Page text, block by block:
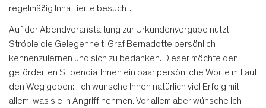
regelmäßig Inhaftierte besucht.
Auf der Abendveranstaltung zur Urkundenvergabe nutzt
Ströble die Gelegenheit, Graf Bernadotte persönlich
kennenzulernen und sich zu bedanken. Dieser möchte den
geförderten StipendiatInnen ein paar persönliche Worte mit auf
den Weg geben: „Ich wünsche Ihnen natürlich viel Erfolg mit
allem, was sie in Angriff nehmen. Vor allem aber wünsche ich